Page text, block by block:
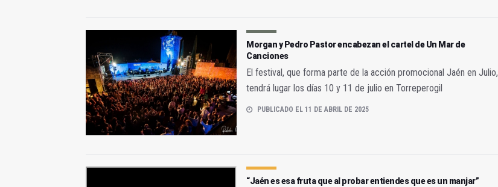
Morgan y Pedro Pastor encabezan el cartel de Un Mar de
Canciones
El festival, que forma parte de la acción promocional Jaén en Julio,
tendrá lugar los días 10 y 11 de julio en Torreperogil
PUBLICADO EL 11 DE ABRIL DE 2025
“Jaén es esa fruta que al probar entiendes que es un manjar”